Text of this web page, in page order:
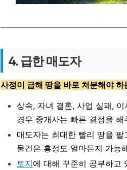
4. 급한 매도자
사정이 급해 땅을 바로 처분해야 하
상속, 자녀 결혼, 사업 실패,
경우 중개사는 빠른 결정을
매도자는 최대한 빨리 땅을
물건은 흥정도 얼마든지 가능
토지에 대해 꾸준히 공부하고